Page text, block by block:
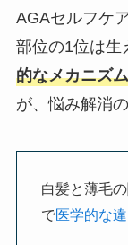
AGAセルフケ
部位の1位は生
的なメカニズ
が、悩み解消
白髪と薄毛
で医学的な